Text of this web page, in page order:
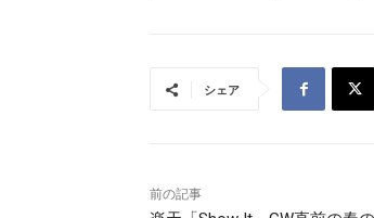
シェア
前の記事